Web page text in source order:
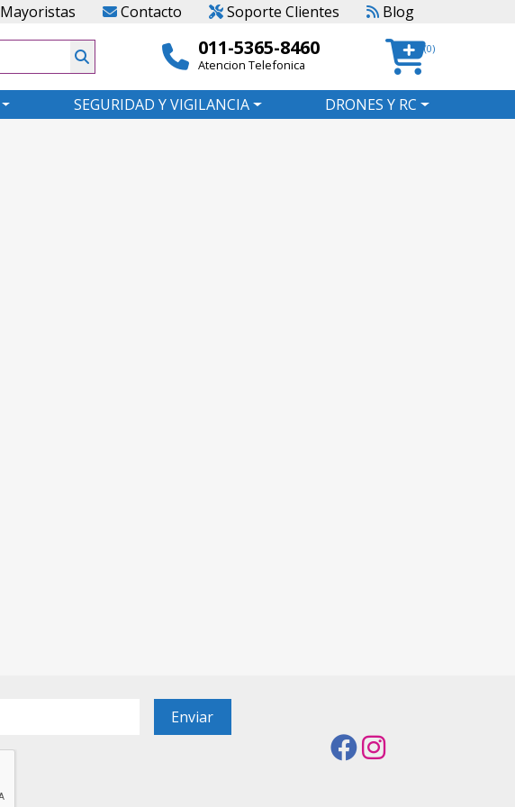
Mayoristas Contacto Soporte Clientes Blog
011-5365-8460
Atencion Telefonica
(0)
SEGURIDAD Y VIGILANCIA DRONES Y RC